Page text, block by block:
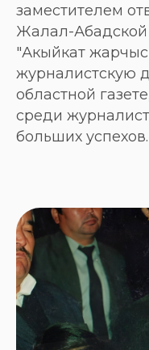
заместителем
Жалал-Абадской
"Акыйкат
журналистскую
областной
среди
больших успехов.